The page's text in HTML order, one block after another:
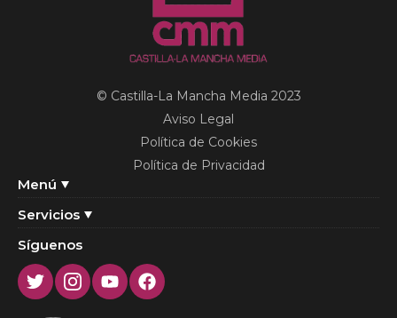
Menú
Servicios
© Castilla-La Mancha Media 2023
Aviso Legal
Política de Cookies
Política de Privacidad
Síguenos
TwitterInstagram
YoutubeFacebook